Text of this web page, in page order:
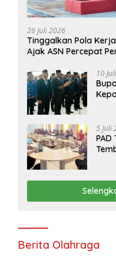
26 Juli 2026
Tinggalkan Pola
Ajak ASN Percepat
10
5 Juli
PAD
Berita Olahraga